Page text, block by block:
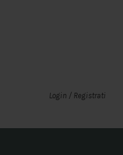
Login / Registrati